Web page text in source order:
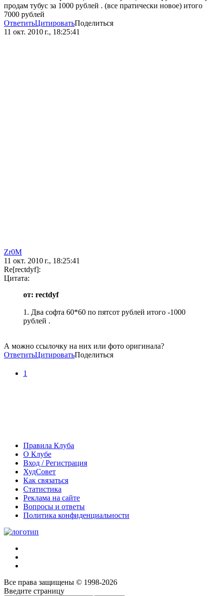
продам тубус за 1000 рублей . (все пратически новое) итого
7000 рублей
ОтветитьЦитироватьПоделиться
11 окт. 2010 г., 18:25:41
Zr0M
11 окт. 2010 г., 18:25:41
Re[rectdyf]:
Цитата:
от: rectdyf
1. Два софта 60*60 по пятсот рублей итого -1000
рублей .
А можно ссылочку на них или фото оригинала?
ОтветитьЦитироватьПоделиться
1
Правила Клуба
О Клубе
Вход / Регистрация
ХудСовет
Как связаться
Статистика
Реклама на сайте
Вопросы и ответы
Политика конфиденциальности
Все права защищены © 1998-2026
Введите страницу